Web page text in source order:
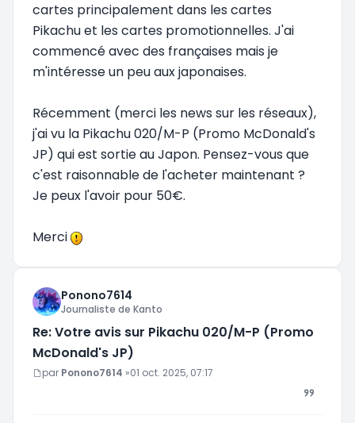
cartes principalement dans les cartes
Pikachu et les cartes promotionnelles. J'ai
commencé avec des françaises mais je
m'intéresse un peu aux japonaises.
Récemment (merci les news sur les réseaux),
j'ai vu la Pikachu 020/M-P (Promo McDonald's
JP) qui est sortie au Japon. Pensez-vous que
c'est raisonnable de l'acheter maintenant ?
Je peux l'avoir pour 50€.
Merci
Ponono7614
Journaliste de Kanto
Re: Votre avis sur Pikachu 020/M-P (Promo
McDonald's JP)
Message
par Ponono7614 »01 oct. 2025, 07:17